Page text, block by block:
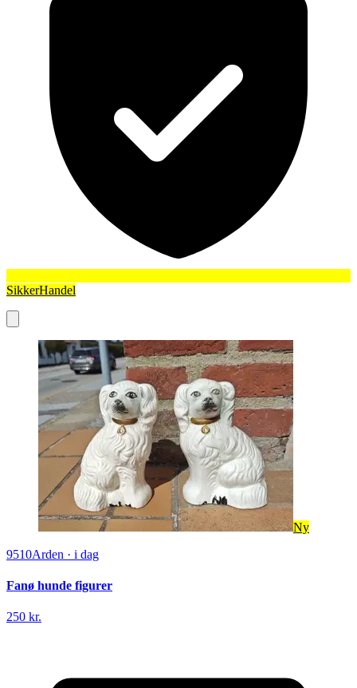
SikkerHandel
Ny
9510Arden · i dag
Fanø hunde figurer
250 kr.